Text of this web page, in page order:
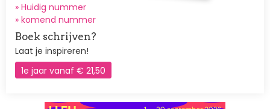
» Huidig nummer
» komend nummer
Boek schrijven?
Laat je inspireren!
1e jaar vanaf € 21,50